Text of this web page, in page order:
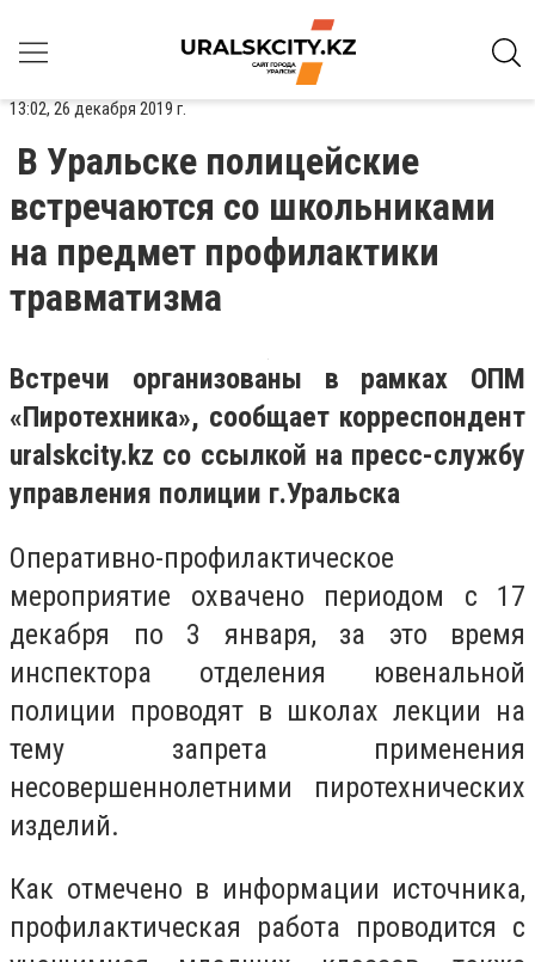
13:02, 26 декабря 2019 г.
В Уральске полицейские
встречаются со школьниками
на предмет профилактики
травматизма
Встречи организованы в рамках ОПМ
«Пиротехника», сообщает корреспондент
uralskcity.kz со ссылкой на пресс-службу
управления полиции г.Уральска
Оперативно-профилактическое
мероприятие охвачено периодом с 17
декабря по 3 января, за это время
инспектора отделения ювенальной
полиции проводят в школах лекции на
тему запрета применения
несовершеннолетними пиротехнических
изделий.
Как отмечено в информации источника,
профилактическая работа проводится с